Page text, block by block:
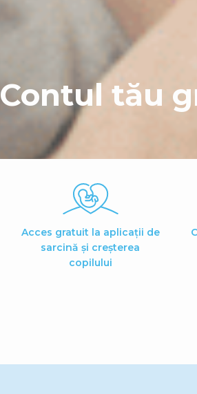
Contul tău
Acces gratuit la aplicații de
sarcină și creșterea
copilului